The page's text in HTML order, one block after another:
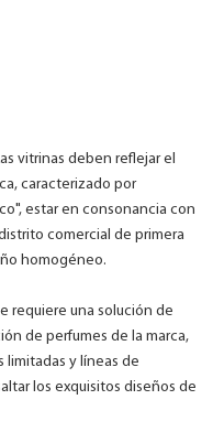
vitrinas deben reflejar el
caracterizado por
estar en consonancia con
comercial de primera
homogéneo.
requiere una solución de
de perfumes de la marca,
limitadas y líneas de
los exquisitos diseños de